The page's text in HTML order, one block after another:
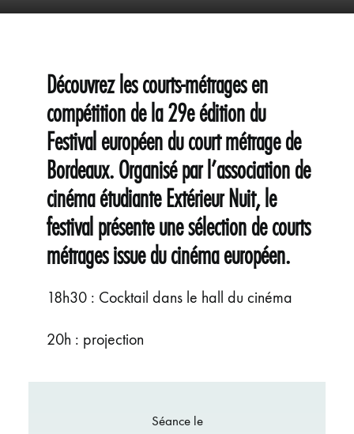
PRATIQUE
Découvrez les courts-métrages en
compétition de la 29e édition du
Festival européen du court métrage de
Bordeaux. Organisé par l’association de
cinéma étudiante Extérieur Nuit, le
festival présente une sélection de courts
métrages issue du cinéma européen.
18h30 : Cocktail dans le hall du cinéma
20h : projection
Séance le